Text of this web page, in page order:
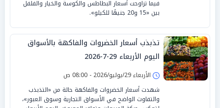
فيما تراوحت أسعار البطاطس والكوسة والخيار والفلفل
بين «15 و20 جنيهًا للكيلو».
تذبذب أسعار الخضروات والفاكهة بالأسواق
اليوم الأربعاء 29-7-2026
الأربعاء 29/يوليو/2026 - 08:00 ص
شهدت أسعار الخضروات والفاكهة حالة من «التذبذب
والتفاوت الواضح في الأسواق التجارية وسوق العبور»،